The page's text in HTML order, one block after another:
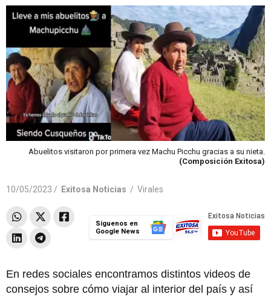
Abuelitos visitaron por primera vez Machu Picchu gracias a su nieta.
(Composición Exitosa)
10/05/2023 / Exitosa Noticias / Virales
Síguenos en
Google News
En redes sociales encontramos distintos videos de
consejos sobre cómo viajar al interior del país y así